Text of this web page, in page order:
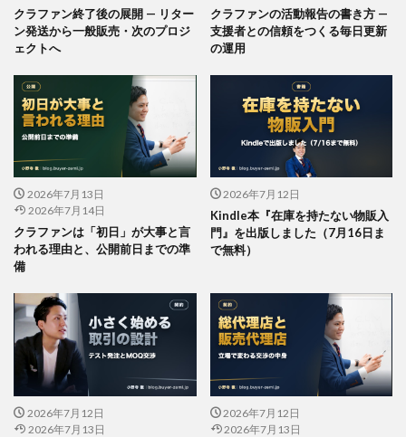
クラファン終了後の展開 — リター
ン発送から一般販売・次のプロジ
ェクトへ
クラファンの活動報告の書き方 —
支援者との信頼をつくる毎日更新
の運用
2026年7月13日
2026年7月14日
クラファンは「初日」が大事と言
われる理由と、公開前日までの準
備
2026年7月12日
Kindle本『在庫を持たない物販入
門』を出版しました（7月16日ま
で無料）
2026年7月12日
2026年7月13日
2026年7月12日
2026年7月13日